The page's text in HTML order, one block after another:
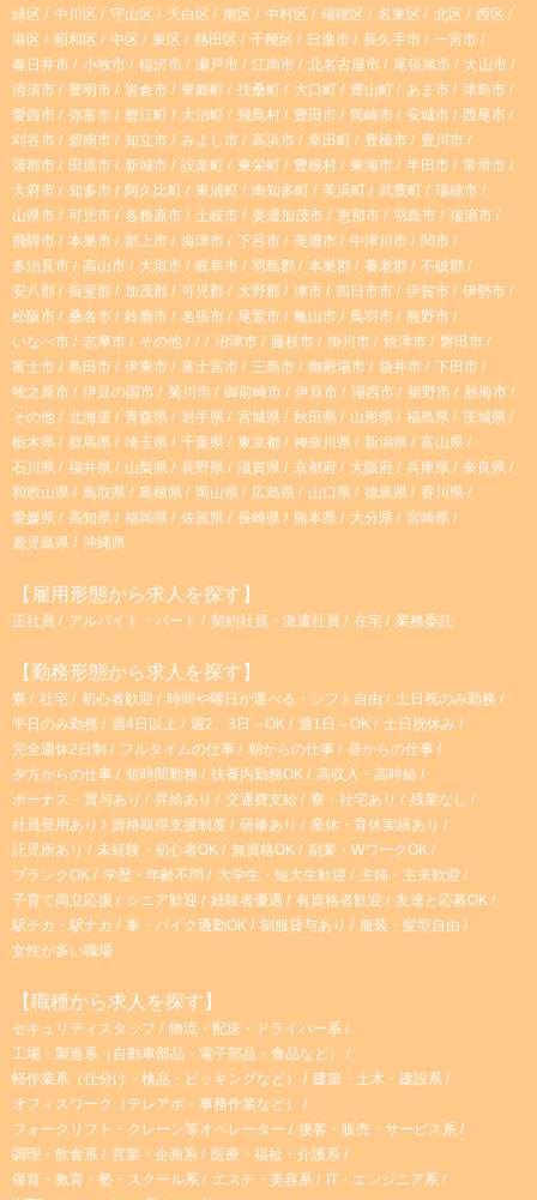
a
g
r
a
m
o
k
緑区 中川区 守山区 天白区 南区 中村区 瑞穂区 名東区 北区
西区
港区
昭和区 中区 東区 熱田区 千種区 日進市 長久手市
一宮市
春日井市
小牧市 稲沢市 瀬戸市 江南市 北名古屋市 尾張旭市
犬山市
清須市
豊明市 岩倉市 東郷町 扶桑町 大口町 豊山町 あま市
津島市
愛西市
弥富市 蟹江町 大治町 飛島村 豊田市 岡崎市 安城市
西尾市
刈谷市
碧南市 知立市 みよし市 高浜市 幸田町 豊橋市
豊川市
蒲郡市
田原市 新城市 設楽町 東栄町 豊根村 東海市 半田市
常滑市
大府市
知多市 阿久比町 東浦町 南知多町 美浜町 武豊町
瑞穂市
山県市
可児市 各務原市 土岐市 美濃加茂市 恵那市 羽島市
瑞浪市
飛騨市
本巣市 郡上市 海津市 下呂市 美濃市 中津川市
関市
多治見市
高山市 大垣市 岐阜市 羽島郡 本巣郡 養老郡
不破郡
安八郡
揖斐郡 加茂郡 可児郡 大野郡 津市 四日市市 伊賀市
伊勢市
松阪市
桑名市 鈴鹿市 名張市 尾鷲市 亀山市 鳥羽市
熊野市
いなべ市
志摩市 その他 沼津市 藤枝市 掛川市 焼津市
磐田市
富士市
島田市 伊東市 富士宮市 三島市 御殿場市 袋井市
下田市
牧之原市
伊豆の国市 菊川市 御前崎市 伊豆市 湖西市 裾野市
熱海市
その他
北海道 青森県 岩手県 宮城県 秋田県 山形県 福島県
茨城県
栃木県
群馬県 埼玉県 千葉県 東京都 神奈川県 新潟県
富山県
石川県
福井県 山梨県 長野県 滋賀県 京都府 大阪府 兵庫県
奈良県
和歌山県
鳥取県 島根県 岡山県 広島県 山口県 徳島県
香川県
愛媛県
高知県 福岡県 佐賀県 長崎県 熊本県 大分県
宮崎県
鹿児島県
沖縄県
【雇用形態から求人を探す】
正社員 アルバイト・パート 契約社員・派遣社員 在宅 業務委託
【勤務形態から求人を探す】
寮 社宅 初心者歓迎 時間や曜日が選べる・シフト自由
土日祝のみ勤務
平日のみ勤務
週4日以上 週2、3日～OK 週1日～OK
土日祝休み
完全週休2日制
フルタイムの仕事 朝からの仕事
昼からの仕事
夕方からの仕事
短時間勤務 扶養内勤務OK
高収入・高時給
ボーナス・賞与あり
昇給あり 交通費支給 寮・社宅あり
残業なし
社員登用あり
資格取得支援制度 研修あり
産休・育休実績あり
託児所あり
未経験・初心者OK 無資格OK
副業・WワークOK
ブランクOK
学歴・年齢不問 大学生・短大生歓迎
主婦・主夫歓迎
子育て両立応援
シニア歓迎 経験者優遇 有資格者歓迎
友達と応募OK
駅チカ・駅ナカ
車・バイク通勤OK 制服貸与あり
服装・髪型自由
女性が多い職場
【職種から求人を探す】
セキュリティスタッフ
物流・配送・ドライバー系
工場・製造系（自動車部品・電子部品・食品など）
軽作業系（仕分け・検品・ピッキングなど）
建築・土木・建設系
オフィスワーク（テレアポ・事務作業など）
フォークリフト・クレーン等オペレーター
接客・販売・サービス系
調理・飲食系
営業・企画系
医療・福祉・介護系
保育・教育・塾・スクール系
エステ・美容系
IT・エンジニア系